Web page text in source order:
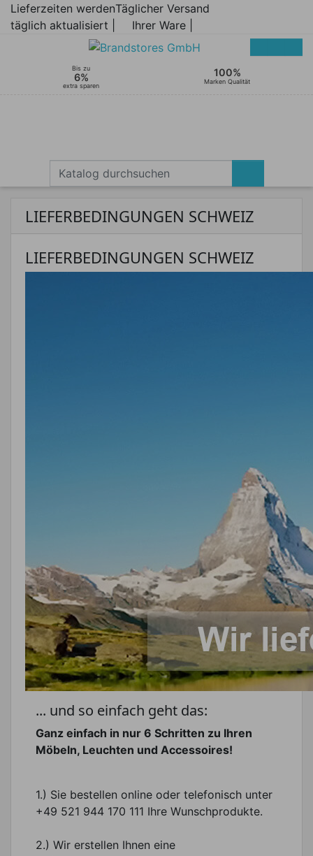
Lieferzeiten werden
täglich aktualisiert |
Täglicher Versand
Ihrer Ware |
Bis zu
6%
extra sparen
100%
Marken Qualität
LIEFERBEDINGUNGEN SCHWEIZ
LIEFERBEDINGUNGEN SCHWEIZ
... und so einfach geht das:
Ganz einfach in nur 6 Schritten zu Ihren
Möbeln, Leuchten und Accessoires!
1.) Sie bestellen online oder telefonisch unter
+49 521 944 170 111 Ihre Wunschprodukte.
2.) Wir erstellen Ihnen eine